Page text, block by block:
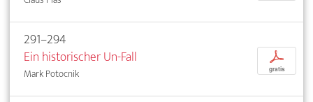
291–294
Ein historischer Un-Fall
Mark Potocnik
p
gratis